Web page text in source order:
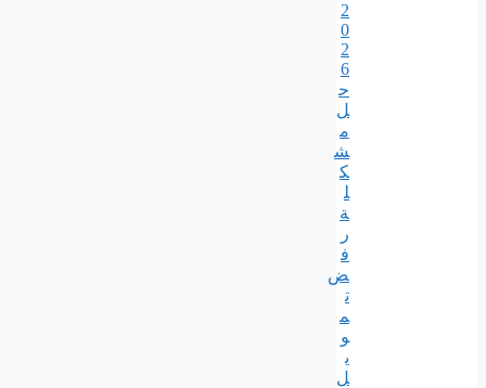
2
0
2
6
ح
ل
م
ش
ك
ل
ة
ر
ف
ض
ت
م
و
ي
ل